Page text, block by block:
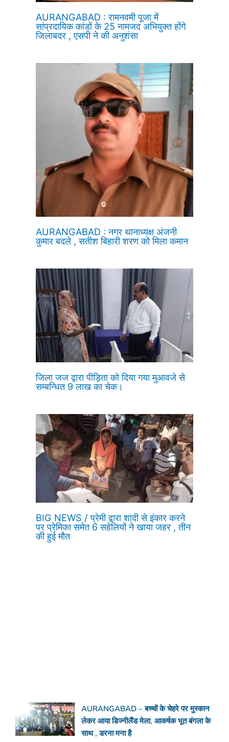
AURANGABAD : रामनवमी पूजा में
सांप्रदायिक कांडों के 25 नामजद अभियुक्त होंगे
जिलाबदर , एसपी ने की अनुशंसा
AURANGABAD : नगर थानाध्यक्ष अंजनी
कुमार बदले , सतीश बिहारी शरण को मिला कमान
जिला जज द्वारा पीड़िता को दिया गया मुआवजे से
सम्बन्धित 9 लाख का चेक।
BIG NEWS / प्रेमी द्वारा शादी से इंकार करने
पर प्रेमिका समेत 6 सहेलियों ने खाया जहर , तीन
की हुई मौत
AURANGABAD – बच्चों के चेहरे पर मुस्कान
लेकर आया डिज्नीलैंड मेला, आकर्षक भूत बंगला के
साथ , डरना मना है